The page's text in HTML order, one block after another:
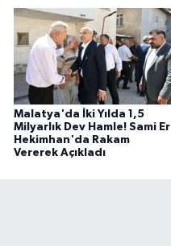
Malatya'da İki Yılda 1,5
Milyarlık Dev Hamle! Sami Er
Hekimhan'da Rakam
Vererek Açıkladı